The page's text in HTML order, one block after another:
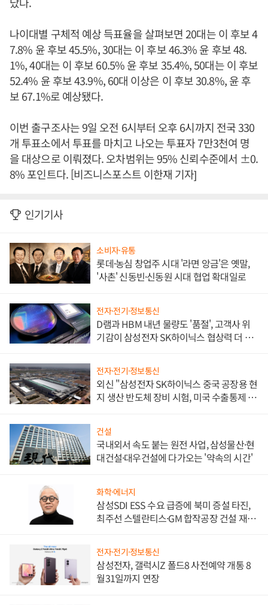
나이대별 구체적 예상 득표율을 살펴보면 20대는 이 후보 4
7.8% 윤 후보 45.5%, 30대는 이 후보 46.3% 윤 후보 48.
1%, 40대는 이 후보 60.5% 윤 후보 35.4%, 50대는 이 후보
52.4% 윤 후보 43.9%, 60대 이상은 이 후보 30.8%, 윤 후
보 67.1%로 예상됐다.
이번 출구조사는 9일 오전 6시부터 오후 6시까지 전국 330
개 투표소에서 투표를 마치고 나오는 투표자 7만3천여 명
을 대상으로 이뤄졌다. 오차범위는 95% 신뢰수준에서 ±0.
8% 포인트다. [비즈니스포스트 이한재 기자]
인기기사
소비자·유통
롯데·농심 창업주 시대 '라면 앙금'은 옛말,
'사촌' 신동빈·신동원 시대 협업 확대일로
전자·전기·정보통신
D램과 HBM 내년 물량도 '품절', 고객사 위
기감이 삼성전자 SK하이닉스 협상력 더 키
전자·전기·정보통신
외신 "삼성전자 SK하이닉스 중국 공장용 현
지 생산 반도체 장비 시험, 미국 수출통제 대
건설
국내외서 속도 붙는 원전 사업, 삼성물산·현
대건설·대우건설에 다가오는 '약속의 시간'
화학·에너지
삼성SDI ESS 수요 급증에 북미 증설 타진,
최주선 스텔란티스·GM 합작공장 건설 재추
전자·전기·정보통신
삼성전자, 갤럭시Z 폴드8 사전예약 개통 8
월31일까지 연장